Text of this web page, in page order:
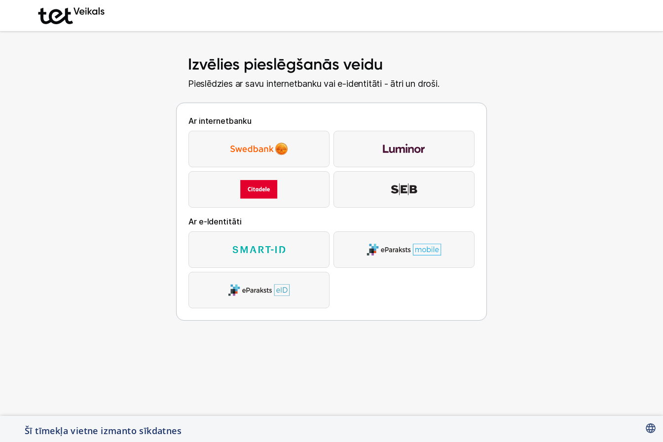
Izvēlies pieslēgšanās veidu
Pieslēdzies ar savu internetbanku vai e-identitāti - ātri un droši.
Ar internetbanku
Ar e-Identitāti
Šī tīmekļa vietne izmanto sīkdatnes